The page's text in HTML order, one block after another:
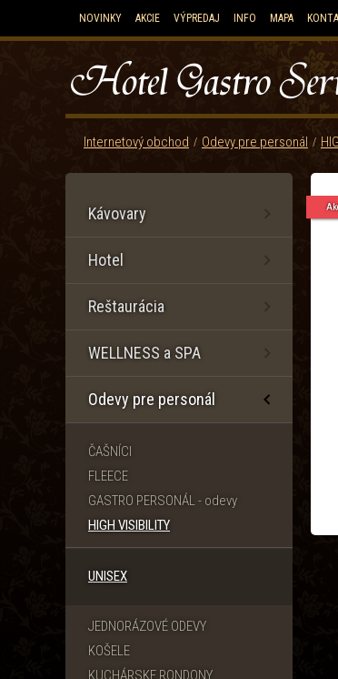
NOVINKY AKCIE VÝPREDAJ INFO MAPA
Internetový obchod Odevy pre personál
Kávovary
Hotel
Reštaurácia
WELLNESS a SPA
Odevy pre personál
ČAŠNÍCI
FLEECE
GASTRO PERSONÁL - odevy
HIGH VISIBILITY
UNISEX
JEDNORÁZOVÉ ODEVY
KOŠELE
KUCHÁRSKE RONDONY